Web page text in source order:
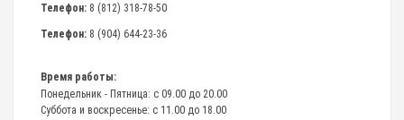
Телефон: 8 (812) 318-78-50
Телефон: 8 (904) 644-23-36
Время работы:
Понедельник - Пятница: с 09.00 до 20.00
Суббота и воскресенье: с 11.00 до 18.00